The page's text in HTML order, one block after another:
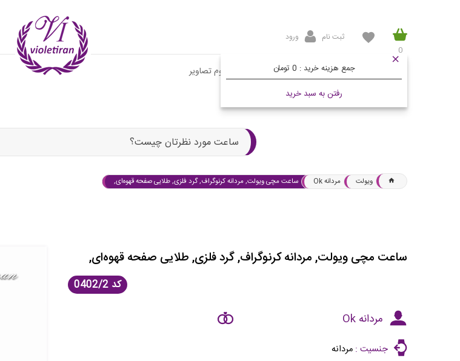
0
جمع هزینه خرید :
رفتن به سبد خرید
ثبت نام ورود
محصولات مقالات آلبوم تصاویر
ساعت مورد نظرتان چیست؟
ویولت مردانه Ok ساعت مچی ویولت, مردانه کرنوگراف, گرد فلزی, طلایی صفحه قهوه‌ای,
ساعت مچی ویولت, مردانه کرنوگراف, گرد فلزی, طلایی صفحه قهوه‌ای,
کد
مردانه Ok
جنسیت : مردانه